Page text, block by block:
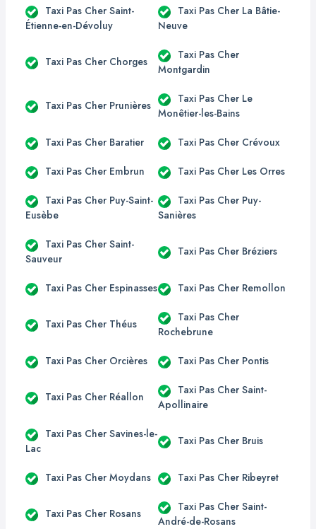
Taxi Pas Cher Saint-
Étienne-en-Dévoluy
Taxi Pas Cher La Bâtie-
Neuve
Taxi Pas Cher Chorges
Taxi Pas Cher
Montgardin
Taxi Pas Cher Prunières
Taxi Pas Cher Le
Monêtier-les-Bains
Taxi Pas Cher Baratier Taxi Pas Cher Crévoux
Taxi Pas Cher Embrun Taxi Pas Cher Les Orres
Taxi Pas Cher Puy-Saint-
Eusèbe
Taxi Pas Cher Puy-
Sanières
Taxi Pas Cher Saint-
Sauveur
Taxi Pas Cher Bréziers
Taxi Pas Cher Espinasses Taxi Pas Cher Remollon
Taxi Pas Cher Théus
Taxi Pas Cher
Rochebrune
Taxi Pas Cher Orcières Taxi Pas Cher Pontis
Taxi Pas Cher Réallon
Taxi Pas Cher Saint-
Apollinaire
Taxi Pas Cher Savines-le-
Lac
Taxi Pas Cher Bruis
Taxi Pas Cher Moydans Taxi Pas Cher Ribeyret
Taxi Pas Cher Rosans
Taxi Pas Cher Saint-
André-de-Rosans